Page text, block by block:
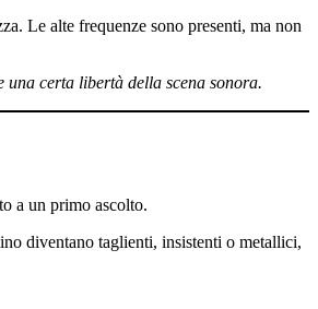
Le alte frequenze sono presenti, ma non
certa libertà della scena sonora.
a un primo ascolto.
diventano taglienti, insistenti o metallici,